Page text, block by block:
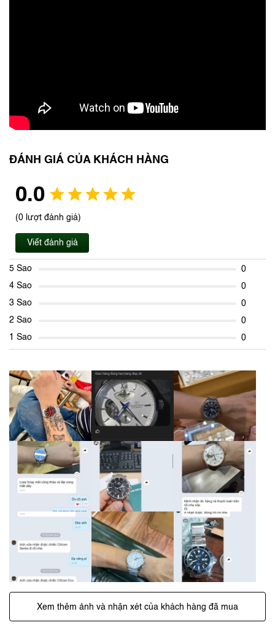
ĐÁNH GIÁ CỦA KHÁCH HÀNG
0.0
(0 lượt đánh giá)
Viết đánh giá
5 Sao
0
4 Sao
0
3 Sao
0
2 Sao
0
1 Sao
0
Xem thêm ảnh và nhận xét của khách hàng đã mua